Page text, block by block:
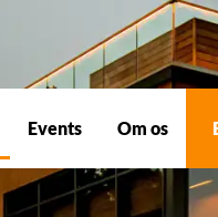
Events Om os